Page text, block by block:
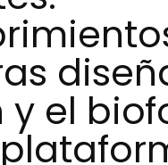
y el